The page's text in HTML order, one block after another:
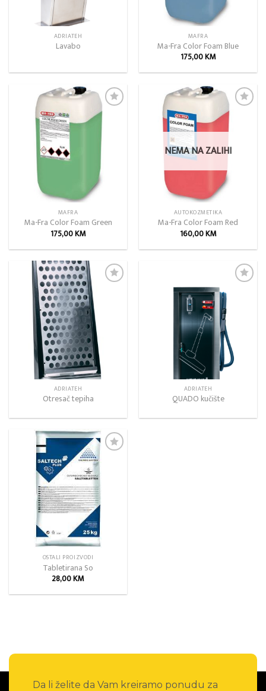
ADRIATEH
Lavabo
MAFRA
Ma-Fra Color Foam Blue
175,00KM
Add to
wishlist
MAFRA
Ma-Fra Color Foam Green
175,00KM
wishlist
NEMA NA ZALIHI
AUTOKOZMETIKA
Ma-Fra Color Foam Red
160,00KM
ADRIATEH
Otresač tepiha
ADRIATEH
QUADO kučište
OSTALI PROIZVODI
Tabletirana So
28,00KM
Da li želite da Vam kreiramo ponudu za